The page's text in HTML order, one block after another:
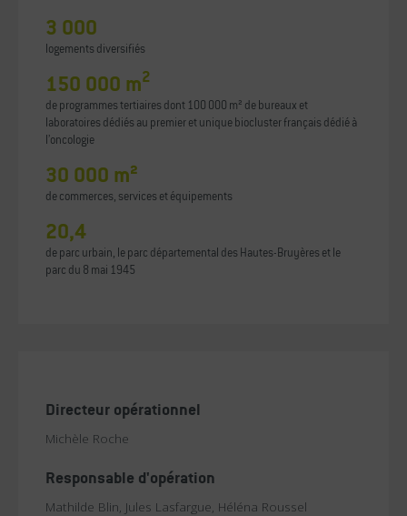
3 000
logements diversifiés
150 000 m2
de programmes tertiaires dont 100 000 m² de bureaux et
laboratoires dédiés au premier et unique biocluster français dédié à
l’oncologie
30 000 m²
de commerces, services et équipements
20,4
de parc urbain, le parc départemental des Hautes-Bruyères et le
parc du 8 mai 1945
Directeur opérationnel
Michèle Roche
Responsable d'opération
Mathilde Blin, Jules Lasfargue, Héléna Roussel